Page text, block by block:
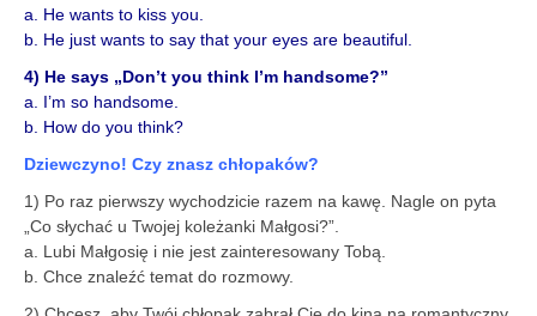
a. He wants to kiss you.
b. He just wants to say that your eyes are beautiful.
4) He says „Don’t you think I’m handsome?”
a. I’m so handsome.
b. How do you think?
Dziewczyno! Czy znasz chłopaków?
1) Po raz pierwszy wychodzicie razem na kawę. Nagle on pyta
„Co słychać u Twojej koleżanki Małgosi?”.
a. Lubi Małgosię i nie jest zainteresowany Tobą.
b. Chce znaleźć temat do rozmowy.